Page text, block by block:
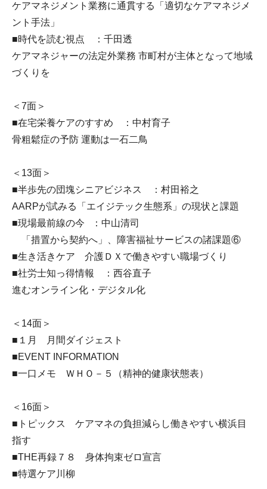
ケアマネジメント業務に通貫する「適切なケアマネジメ
ント手法」
■時代を読む視点 ：千田透
ケアマネジャーの法定外業務 市町村が主体となって地域
づくりを
＜7面＞
■在宅栄養ケアのすすめ ：中村育子
骨粗鬆症の予防 運動は一石二鳥
＜13面＞
■半歩先の団塊シニアビジネス ：村田裕之
AARPが試みる「エイジテック生態系」の現状と課題
■現場最前線の今 ：中山清司
「措置から契約へ」、障害福祉サービスの諸課題⑥
■生き活きケア 介護ＤＸで働きやすい職場づくり
■社労士知っ得情報 ：西谷直子
進むオンライン化・デジタル化
＜14面＞
■１月 月間ダイジェスト
■EVENT INFORMATION
■一口メモ ＷＨＯ－５（精神的健康状態表）
＜16面＞
■トピックス ケアマネの負担減らし働きやすい横浜目
指す
■THE再録７８ 身体拘束ゼロ宣言
■特選ケア川柳